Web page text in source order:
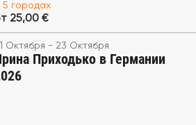
5 городах
25,00 €
Октября - 23 Октября
Приходько в Германии